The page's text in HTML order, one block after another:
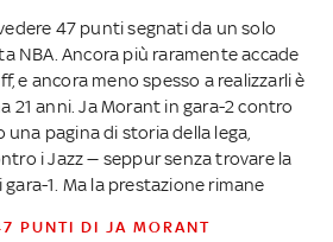
47 punti segnati da un solo
NBA. Ancora più raramente accade
e ancora meno spesso a realizzarli è
21 anni. Ja Morant in gara-2 contro
pagina di storia della lega,
i Jazz — seppur senza trovare la
1. Ma la prestazione rimane
PUNTI DI JA MORANT